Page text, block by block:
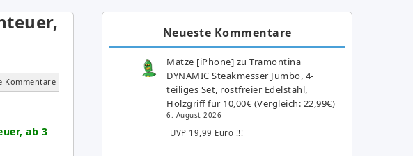
Kommentare
ab 3
Neueste Kommentare
Matze [iPhone] zuTramontina
DYNAMIC Steakmesser Jumbo, 4-
teiliges Set, rostfreier Edelstahl,
Holzgriff für 10,00€ (Vergleich: 22,99€)
6. August 2026
UVP 19,99 Euro !!!